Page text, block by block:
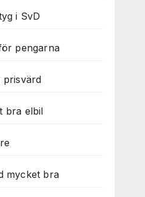
i SvD
pengarna
prisvärd
bra elbil
mycket bra